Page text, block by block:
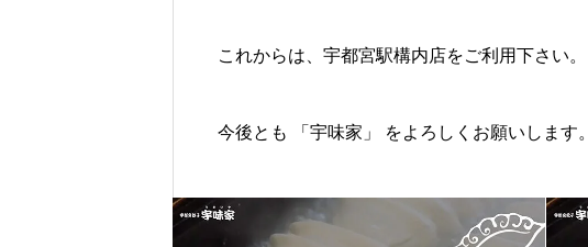
これからは、宇都宮駅構内店をご利用下さい。
今後とも 「宇味家」 をよろしくお願いします。